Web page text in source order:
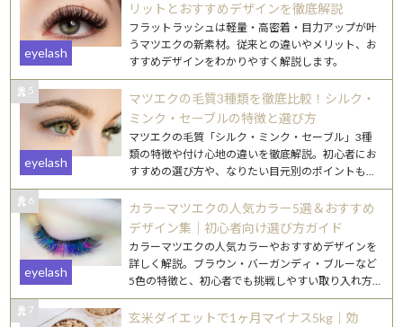
リットとおすすめデザインを徹底解説
eyelash
フラットラッシュは軽量・高密着・目力アップが叶
うマツエクの新素材。従来との違いやメリット、お
すすめデザインをわかりやすく解説します。
5
マツエクの毛質3種類を徹底比較！シルク・
ミンク・セーブルの特徴と選び方
eyelash
マツエクの毛質「シルク・ミンク・セーブル」3種
類の特徴や付け心地の違いを徹底解説。初心者にお
すすめの選び方や、なりたい目元別のポイントもご
紹介します。
6
カラーマツエクの人気カラー5選＆おすすめ
デザイン集｜初心者向け選び方ガイド
eyelash
カラーマツエクの人気カラーやおすすめデザインを
詳しく解説。ブラウン・バーガンディ・ブルーなど
5色の特徴と、初心者でも挑戦しやすい取り入れ方
を紹介します。
7
玄米ダイエットで1ヶ月マイナス5kg｜効